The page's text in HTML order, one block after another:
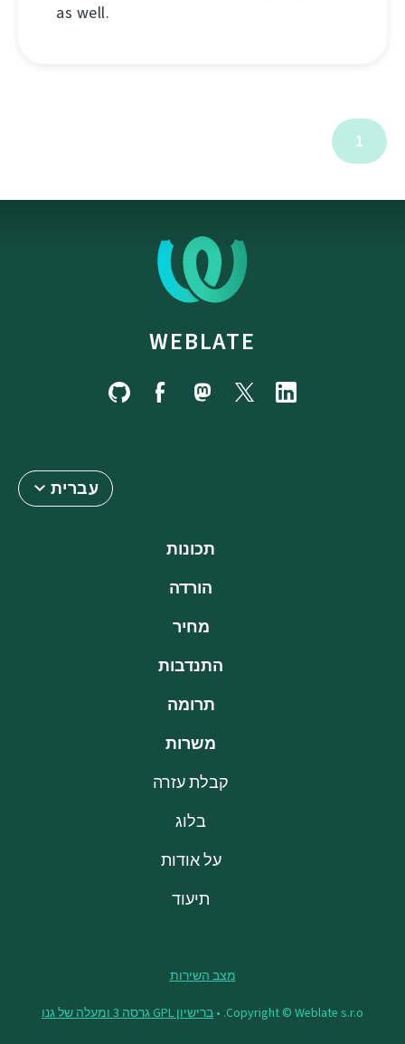
as well.
1
WEBLATE
עברית
תכונות
הורדה
מחיר
התנדבות
תרומה
משרות
קבלת עזרה
בלוג
על אודות
תיעוד
מצב השירות
Copyright © Weblate s.r.o. • ברישיון GPL גרסה 3 ומעלה של גנו